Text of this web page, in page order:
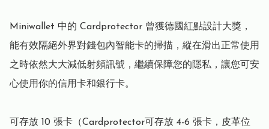
Miniwallet 中的 Cardprotector 曾獲德國紅點設計大獎，
能有效隔絕外界對錢包內智能卡的掃描，縱在滑出正常使用
之時依然大大減低射頻訊號，繼續保障您的隱私，讓您可安
心使用你的信用卡和銀行卡。
可存放 10 張卡（Cardprotector可存放 4-6 張卡，皮革位